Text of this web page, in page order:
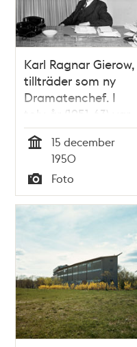
Karl Ragnar Gierow,
tillträder som ny
Dramatenchef. I
tolv år (1951-63) var
Gierow chef för
Dramaten. (Perioden
1946-51 var han
kulturchef på
Svenska Dagbladet)
15 december
1950
Typ
Foto